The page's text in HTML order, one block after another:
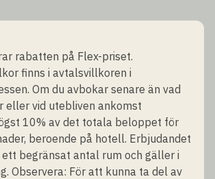
rabatten på Flex-priset.
finns i avtalsvillkoren i
Om du avbokar senare än vad
eller vid utebliven ankomst
10% av det totala beloppet för
beroende på hotell. Erbjudandet
begränsat antal rum och gäller i
Observera: För att kunna ta del av